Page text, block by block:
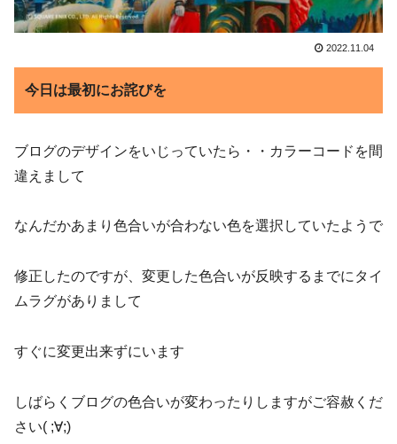
2022.11.04
今日は最初にお詫びを
ブログのデザインをいじっていたら・・カラーコードを間
違えまして
なんだかあまり色合いが合わない色を選択していたようで
修正したのですが、変更した色合いが反映するまでにタイ
ムラグがありまして
すぐに変更出来ずにいます
しばらくブログの色合いが変わったりしますがご容赦くだ
さい( ;∀;)